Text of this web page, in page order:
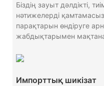
Біздің зауыт дәлдікті,
нәтижелерді
парақтарын өндіруге
жабдықтарымен
Импорттық шикізат